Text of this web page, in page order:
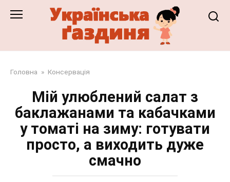
Головна » Консервація
Мій улюблений салат з
баклажанами та кабачками
у томаті на зиму: готувати
просто, а виходить дуже
смачно